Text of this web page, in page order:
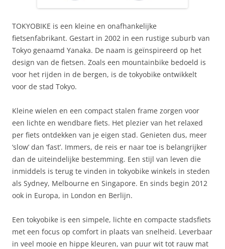
TOKYOBIKE is een kleine en onafhankelijke
fietsenfabrikant. Gestart in 2002 in een rustige suburb van
Tokyo genaamd Yanaka. De naam is geïnspireerd op het
design van de fietsen. Zoals een mountainbike bedoeld is
voor het rijden in de bergen, is de tokyobike ontwikkelt
voor de stad Tokyo.
Kleine wielen en een compact stalen frame zorgen voor
een lichte en wendbare fiets. Het plezier van het relaxed
per fiets ontdekken van je eigen stad. Genieten dus, meer
‘slow’ dan ‘fast’. Immers, de reis er naar toe is belangrijker
dan de uiteindelijke bestemming. Een stijl van leven die
inmiddels is terug te vinden in tokyobike winkels in steden
als Sydney, Melbourne en Singapore. En sinds begin 2012
ook in Europa, in London en Berlijn.
Een tokyobike is een simpele, lichte en compacte stadsfiets
met een focus op comfort in plaats van snelheid. Leverbaar
in veel mooie en hippe kleuren, van puur wit tot rauw mat